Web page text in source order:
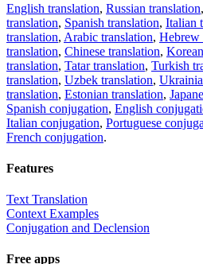
English translation, Russian translation,
translation, Spanish translation, Italian
translation, Arabic translation, Hebrew
translation, Chinese translation,
translation, Tatar translation, Turkish
translation, Uzbek translation,
translation, Estonian translation,
Spanish conjugation, English
Italian conjugation, Portuguese
French conjugation.
Features
Text Translation
Context Examples
Conjugation and Declension
Free apps